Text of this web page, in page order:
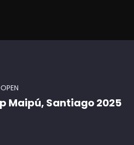
Maipú, Santiago 2025